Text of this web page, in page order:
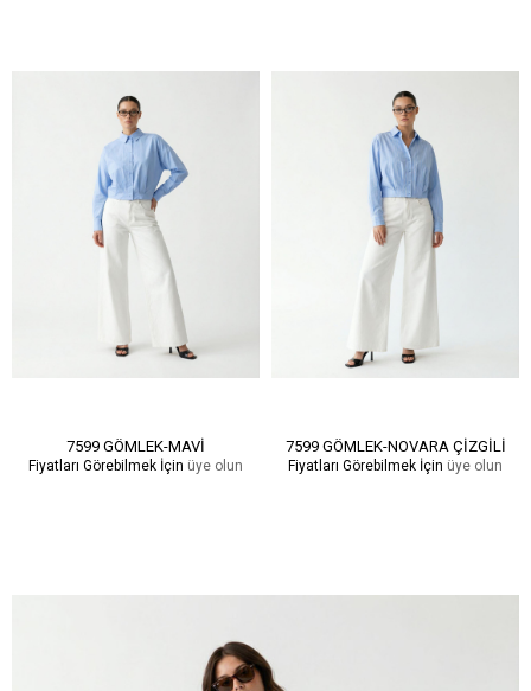
7599 GÖMLEK-MAVİ
Fiyatları Görebilmek İçin üye olun
7599 GÖMLEK-NOVARA ÇİZGİLİ
Fiyatları Görebilmek İçin üye olun